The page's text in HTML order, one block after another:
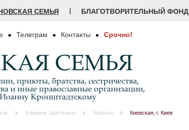
СЕМЬЯ | БЛАГОТВОРИТЕЛЬНЫЙ ФОНД
Телеграм Контакты Срочно!
СЕМЬЯ
приюты, братства, сестричества,
и иные православные организации,
Кронштадтскому
Ближнее зарубежье Украина
Киевская, г. Киев